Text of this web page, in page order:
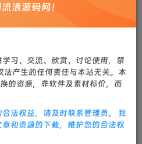
要12位IP或域名
0 252 7
浪源码网！
习、交流、欣赏、讨论使用，禁
法产生的任何责任与本站无关。本
的资源，非软件及素材标价，而
法权益，请及时联系管理员。 我
和资源的下载，维护您的合法权